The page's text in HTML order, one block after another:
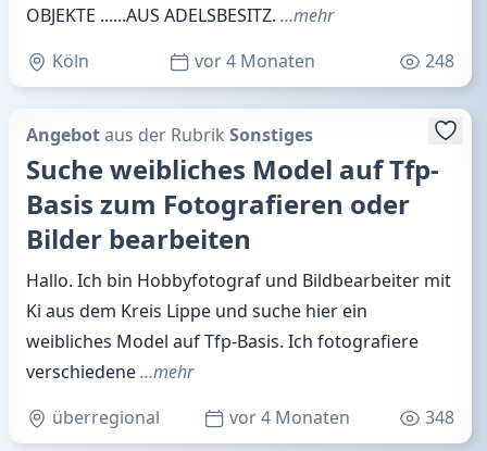
OBJEKTE ......AUS ADELSBESITZ. …mehr
Köln
vor 4 Monaten 248
Angebotaus der Rubrik Sonstiges
Suche weibliches Model auf Tfp-
Basis zum Fotografieren oder
Bilder bearbeiten
Hallo. Ich bin Hobbyfotograf und Bildbearbeiter mit
Ki aus dem Kreis Lippe und suche hier ein
weibliches Model auf Tfp-Basis. Ich fotografiere
verschiedene…mehr
überregional
vor 4 Monaten 348